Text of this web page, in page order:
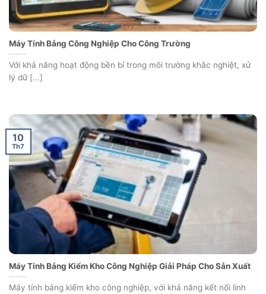
Máy Tính Bảng Công Nghiệp Cho Công Trường
Với khả năng hoạt động bền bỉ trong môi trường khắc nghiệt, xử
lý dữ [...]
Máy Tính Bảng Kiểm Kho Công Nghiệp Giải Pháp Cho Sản Xuất
Máy tính bảng kiểm kho công nghiệp, với khả năng kết nối linh
10
Th7